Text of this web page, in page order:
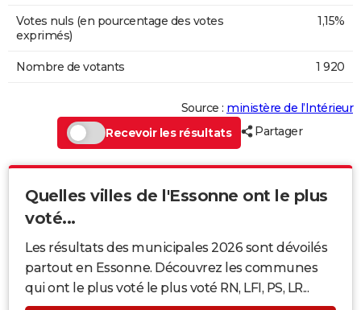
Votes nuls (en pourcentage des votes
exprimés)
1,15%
Nombre de votants 1 920
Source : ministère de l’Intérieur
Recevoir les résultats
Partager
Quelles villes de l'Essonne ont le plus
voté...
Les résultats des municipales 2026 sont dévoilés
partout en Essonne. Découvrez les communes
qui ont le plus voté le plus voté RN, LFI, PS, LR...